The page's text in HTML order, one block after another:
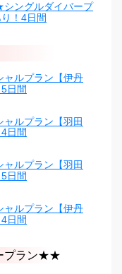
ングルダイバープ
！4日間
ャルプラン【伊丹
日間
ャルプラン【羽田
日間
ャルプラン【羽田
日間
ャルプラン【伊丹
日間
プラン★★